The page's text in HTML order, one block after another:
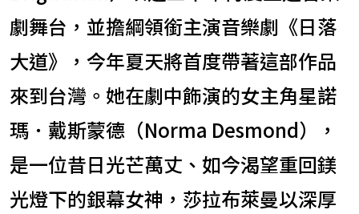
劇舞台，並擔綱領銜主演音樂劇《日落
大道》，今年夏天將首度帶著這部作品
來到台灣。她在劇中飾演的女主角星諾
瑪．戴斯蒙德（Norma Desmond），
是一位昔日光芒萬丈、如今渴望重回鎂
光燈下的銀幕女神，莎拉布萊曼以深厚